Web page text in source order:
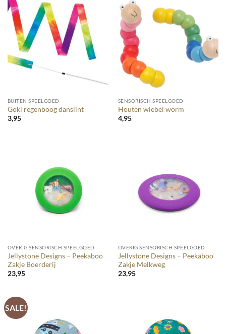
BUITEN SPEELGOED
Goki regenboog danslint
3,95
SENSORISCH SPEELGOED
Houten wiebel worm
4,95
OVERIG SENSORISCH SPEELGOED
Jellystone Designs – Peekaboo
Zakje Boerderij
23,95
OVERIG SENSORISCH SPEELGOED
Jellystone Designs – Peekaboo
Zakje Melkweg
23,95
SALE!